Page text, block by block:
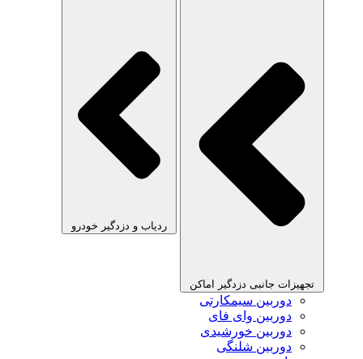
تجهیزات جانبی دزدگیر اماکن
ردیاب و دزدگیر خودرو
دوربین سیمکارتی
دوربین وای فای
دوربین خورشیدی
دوربین شلنگی